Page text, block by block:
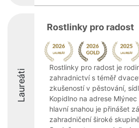
Laureáti
Rostlinky pro radost
Rostlinky pro radost je
zahradnictví s téměř
zkušeností v pěstování,
Kopidlno na adrese
hlavní snahou je přinášet
zahradničení široké